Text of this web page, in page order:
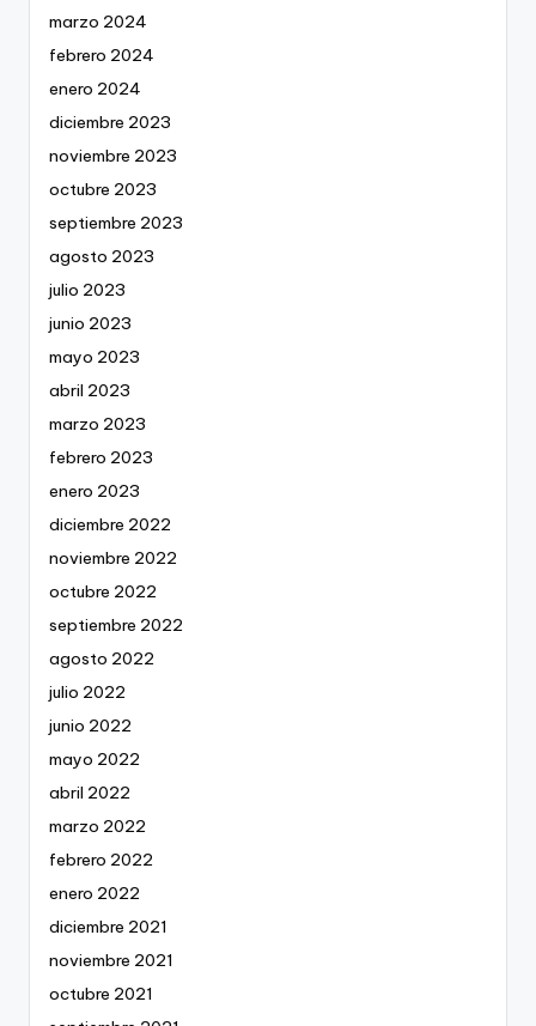
marzo 2024
febrero 2024
enero 2024
diciembre 2023
noviembre 2023
octubre 2023
septiembre 2023
agosto 2023
julio 2023
junio 2023
mayo 2023
abril 2023
marzo 2023
febrero 2023
enero 2023
diciembre 2022
noviembre 2022
octubre 2022
septiembre 2022
agosto 2022
julio 2022
junio 2022
mayo 2022
abril 2022
marzo 2022
febrero 2022
enero 2022
diciembre 2021
noviembre 2021
octubre 2021